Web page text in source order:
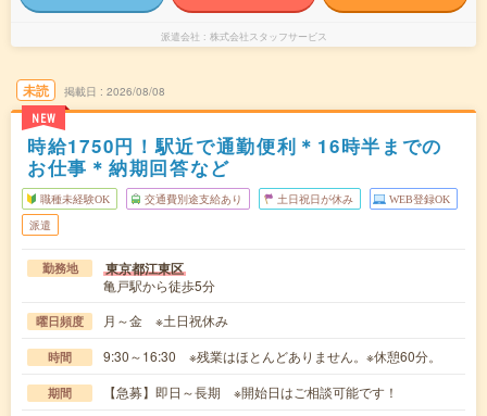
派遣会社 株式会社スタッフサービス
未読
NEW
掲載日 2026/08/08
時給1750円！駅近で通勤便利＊16時半までの
お仕事＊納期回答など
職種未経験OK 交通費別途支給あり 土日祝日が休み WEB登録OK
派遣
勤務地 東京都江東区
亀戸駅から徒歩5分
曜日頻度 月～金 ※土日祝休み
時間 9:30～16:30 ※残業はほとんどありません。※休憩60分。
期間 【急募】即日～長期 ※開始日はご相談可能です！